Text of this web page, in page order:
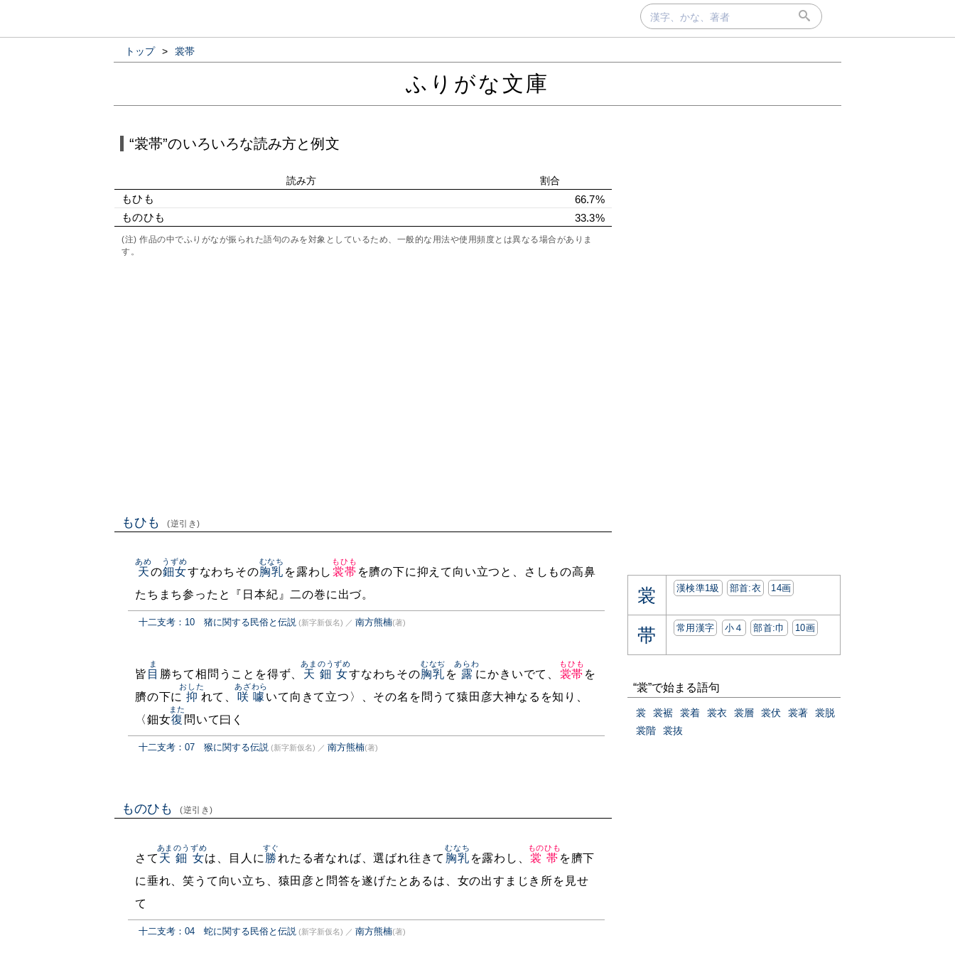
トップ > 裳帯
ふりがな文庫
“裳帯”のいろいろな読み方と例文
読み方 割合
もひも
66.7%
ものひも
33.3%
(注) 作品の中でふりがなが振られた語句のみを対象としているため、一般的な用法や使用頻度とは異なる場合がありま
す。
もひも (逆引き)
天
あめ
の鈿女
うずめ
すなわちその胸乳
むなち
を露わし 裳帯
もひも
を臍の下に抑えて向い立つと、さしもの高鼻
たちまち参ったと『日本紀』二の巻に出づ。
十二支考：10 猪に関する民俗と伝説 (新字新仮名) ／ 南方熊楠(著)
皆 目
ま
勝ちて相問うことを得ず、 天鈿女
あまのうずめ
すなわちその胸乳
むなぢ
を 露
あらわ
にかきいでて、 裳帯
もひも
を
臍の下に 抑
おした
れて、 咲噱
あざわら
いて向きて立つ〉、その名を問うて猿田彦大神なるを知り、
〈鈿女復
また
問いて曰く
十二支考：07 猴に関する伝説 (新字新仮名) ／ 南方熊楠(著)
ものひも (逆引き)
さて 天鈿女
あまのうずめ
は、目人に 勝
すぐ
れたる者なれば、選ばれ往きて 胸乳
むなち
を露わし、 裳帯
ものひも
を臍下
に垂れ、笑うて向い立ち、猿田彦と問答を遂げたとあるは、女の出すまじき所を見せ
て
十二支考：04 蛇に関する民俗と伝説 (新字新仮名) ／ 南方熊楠(著)
裳 漢検準1級 部首:⾐ 14画
帯 常用漢字 小４ 部首:⼱ 10画
“裳”で始まる語句
裳 裳裾 裳着 裳衣 裳層 裳伏 裳著
裳脱
裳階
裳抜